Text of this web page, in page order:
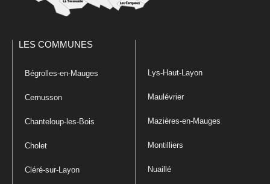
LES COMMUNES
Bégrolles-en-Mauges
Cernusson
Chanteloup-les-Bois
Cholet
Cléré-sur-Layon
Lys-Haut-Layon
Maulévrier
Mazières-en-Mauges
Montilliers
Nuaillé